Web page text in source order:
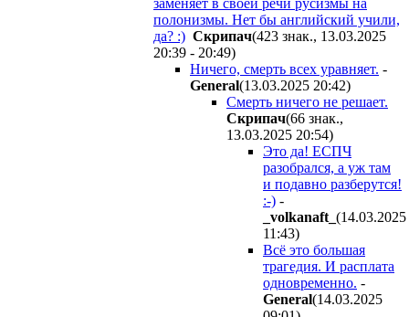
заменяет в своей речи русизмы на
полонизмы. Нет бы английский учили,
да? :) Cкpипaч(423 знак., 13.03.2025
20:39 - 20:49)
Ничего, смерть всех уравняет. -
General(13.03.2025 20:42)
Смерть ничего не решает.
Cкpипaч(66 знак.,
13.03.2025 20:54)
Это да! ЕСПЧ
разобрался, а уж там
и подавно разберутся!
:-) -
_volkanaft_ (14.03.2025
11:43)
Всё это большая
трагедия. И расплата
одновременно. -
General(14.03.2025